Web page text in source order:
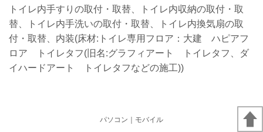
トイレ内手すりの取付・取替、トイレ内収納の取付・取
替、トイレ内手洗いの取付・取替、トイレ内換気扇の取
付・取替、内装(床材:トイレ専用フロア：大建 ハピアフ
ロア トイレタフ(旧名:グラフィアート トイレタフ、ダ
イハードアート トイレタフなどの施工))
パソコン ｜モバイル